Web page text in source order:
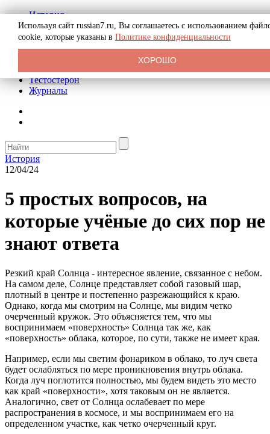
История
Биография
Криминал
Реклама на сайте
Тестостерон
Журналы
История
12/04/24
5 простых вопросов, на
которые учёные до сих пор не
знают ответа
Резкий край Солнца - интересное явление, связанное с небом.
На самом деле, Солнце представляет собой газовый шар,
плотный в центре и постепенно разрежающийся к краю.
Однако, когда мы смотрим на Солнце, мы видим четко
очерченный кружок. Это объясняется тем, что мы
воспринимаем «поверхность» Солнца так же, как
«поверхность» облака, которое, по сути, также не имеет края.
Например, если мы светим фонариком в облако, то луч света
будет ослабляться по мере проникновения внутрь облака.
Когда луч поглотится полностью, мы будем видеть это место
как край «поверхности», хотя таковым он не является.
Аналогично, свет от Солнца ослабевает по мере
распространения в космосе, и мы воспринимаем его на
определенном участке, как четко очерченный круг.
Используя сайт russian7.ru, Вы соглашаетесь с использованием
cookie, которые указаны в Политике конфиденциальности
ХОРОШО